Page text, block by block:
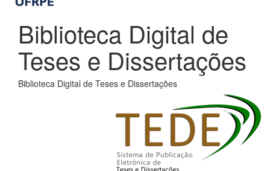
Biblioteca Digital de
Teses e Dissertações
Biblioteca Digital de Teses e Dissertações